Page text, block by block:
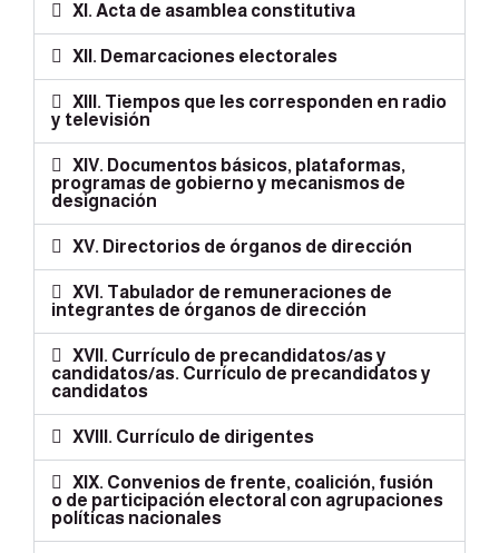
XI. Acta de asamblea constitutiva
XII. Demarcaciones electorales
XIII. Tiempos que les corresponden en radio
y televisión
XIV. Documentos básicos, plataformas,
programas de gobierno y mecanismos de
designación
XV. Directorios de órganos de dirección
XVI. Tabulador de remuneraciones de
integrantes de órganos de dirección
XVII. Currículo de precandidatos/as y
candidatos/as. Currículo de precandidatos y
candidatos
XVIII. Currículo de dirigentes
XIX. Convenios de frente, coalición, fusión
o de participación electoral con agrupaciones
políticas nacionales